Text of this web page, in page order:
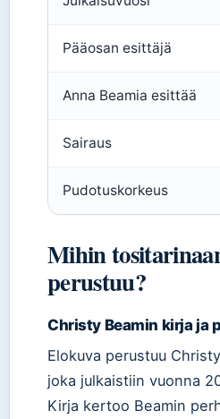
Pääosan esittäjä
Anna Beamia esittää
Sairaus
Pudotuskorkeus
Mihin
perustuu?
Christy Beamin kirja ja
Elokuva perustuu
joka julkaistiin vuonna
Kirja kertoo Beamin